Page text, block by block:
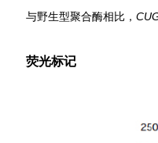
与野生型聚合酶相比，
荧光标记